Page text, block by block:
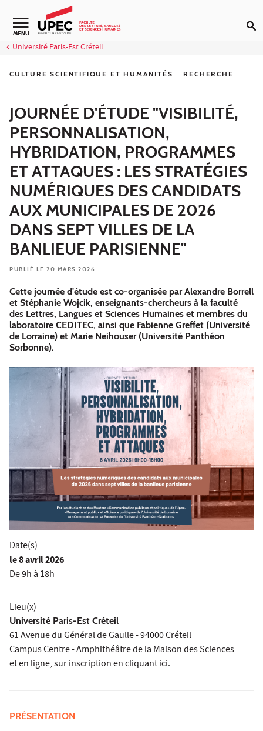
Aller au contenu
Navigation secondaire
MENU
Université Paris-Est Créteil
CULTURE SCIENTIFIQUE ET HUMANITÉS RECHERCHE
JOURNÉE D'ÉTUDE "VISIBILITÉ,
PERSONNALISATION,
HYBRIDATION, PROGRAMMES
ET ATTAQUES : LES STRATÉGIES
NUMÉRIQUES DES CANDIDATS
AUX MUNICIPALES DE 2026
DANS SEPT VILLES DE LA
BANLIEUE PARISIENNE"
PUBLIÉ LE 20 MARS 2026
Cette journée d'étude est co-organisée par Alexandre Borrell
et Stéphanie Wojcik, enseignants-chercheurs à la faculté
des Lettres, Langues et Sciences Humaines et membres du
laboratoire CEDITEC, ainsi que Fabienne Greffet (Université
de Lorraine) et Marie Neihouser (Université Panthéon
Sorbonne).
Date(s)
le8 avril 2026
De 9h à 18h
Lieu(x)
Université Paris-Est Créteil
61 Avenue du Général de Gaulle - 94000 Créteil
Campus Centre - Amphithéâtre de la Maison des Sciences
et en ligne, sur inscription encliquant ici.
PRÉSENTATION